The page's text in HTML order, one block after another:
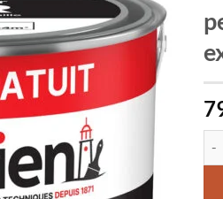
Ajouter
à la liste
souhaits